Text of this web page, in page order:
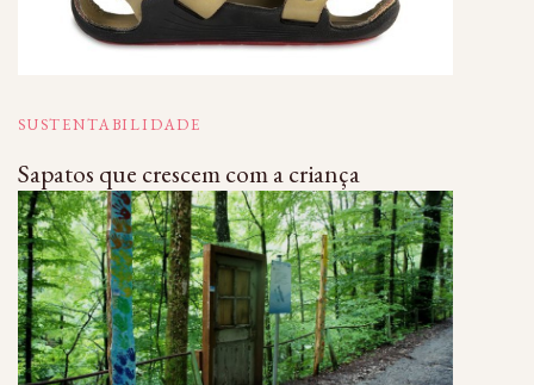
SUSTENTABILIDADE
Sapatos que crescem com a criança